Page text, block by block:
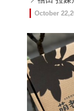
October